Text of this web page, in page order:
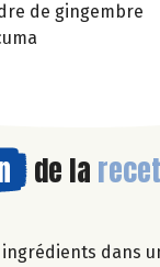
de gingembre
de la
dans